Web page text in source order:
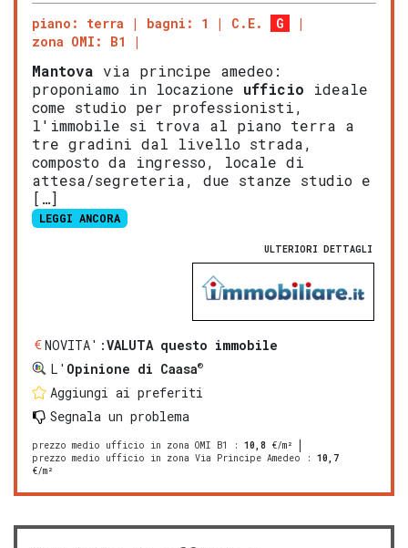
piano: terra bagni: 1 C.E.
G
zona OMI: B1
Mantova via principe amedeo:
proponiamo in locazione ufficio ideale
come studio per professionisti,
l'immobile si trova al piano terra a
tre gradini dal livello strada,
composto da ingresso, locale di
attesa/segreteria, due stanze studio e
[…]
LEGGI ANCORA
ULTERIORI DETTAGLI
NOVITA':VALUTA questo immobile
L' Opinione di Caasa®
Aggiungi ai preferiti
Segnala un problema
prezzo medio ufficio in zona OMI B1 : 10,8 €/m²
prezzo medio ufficio in zona Via Principe Amedeo : 10,7
€/m²